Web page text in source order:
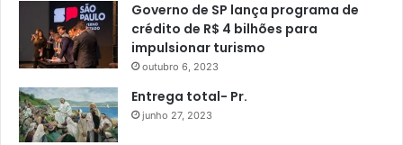
Governo de SP lança programa de
crédito de R$ 4 bilhões para
impulsionar turismo
outubro 6, 2023
Entrega total- Pr.
junho 27, 2023